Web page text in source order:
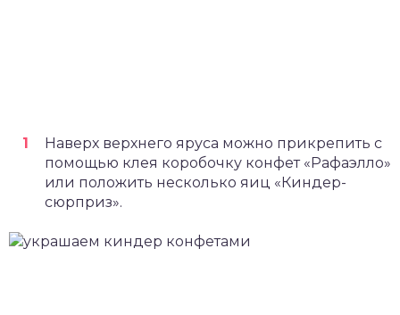
Наверх верхнего яруса можно прикрепить с
помощью клея коробочку конфет «Рафаэлло»
или положить несколько яиц «Киндер-
сюрприз».